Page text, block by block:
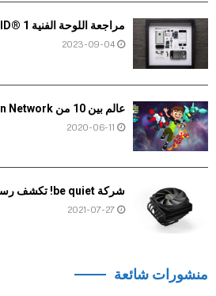
مراجعة اللوحة الفنية GRID® 1
2023-09-04
عالم بين 10 من Cartoon Network يتصادم مع...
2020-06-11
شركة be quiet! تكشف رسميا عن Dark Rock...
2021-07-27
منشورات شائعة